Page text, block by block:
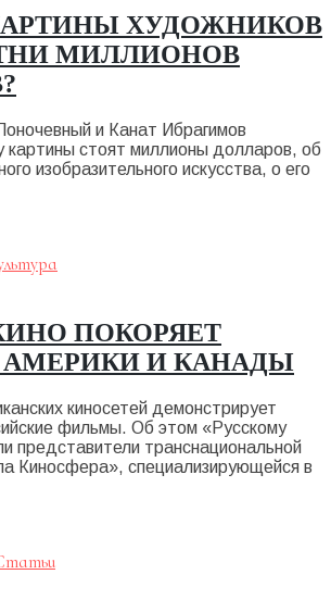
ХУДОЖНИКОВ
МИЛЛИОНОВ
и Канат Ибрагимов
картины стоят миллионы долларов, об
изобразительного искусства, о его
ПОКОРЯЕТ
АМЕРИКИ И КАНАДЫ
киносетей демонстрирует
фильмы. Об этом «Русскому
представители транснациональной
Киносфера», специализирующейся в